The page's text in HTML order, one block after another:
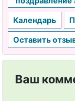
радиолюбит
еля
День
полиграфии,
Календарь
Оставить
Ваш